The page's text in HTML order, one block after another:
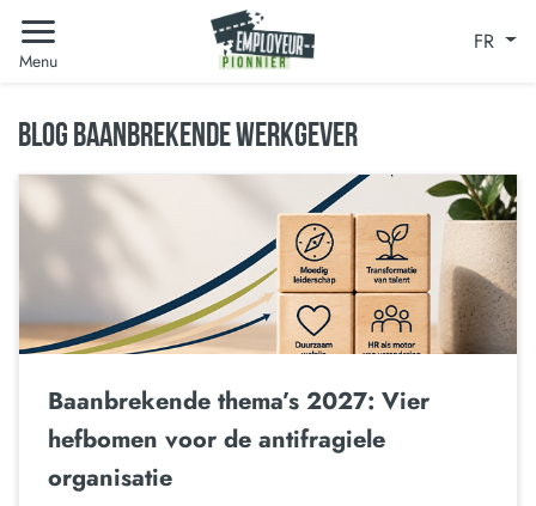
Menu
FR
BLOG BAANBREKENDE WERKGEVER
Baanbrekende thema’s 2027: Vier
hefbomen voor de antifragiele
organisatie